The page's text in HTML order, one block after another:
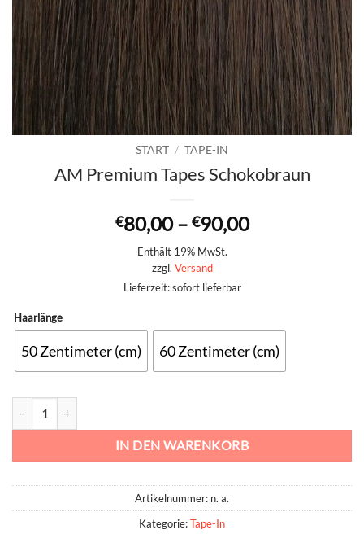
START / TAPE-IN
AM Premium Tapes Schokobraun
€80,00 – €90,00Preisspanne:
Enthält 19% MwSt.
zzgl. Versand
Lieferzeit: sofort lieferbar
Haarlänge
50 Zentimeter (cm) 60 Zentimeter (cm)
IN DEN WARENKORB
Artikelnummer: n. a.
Kategorie:Tape-In